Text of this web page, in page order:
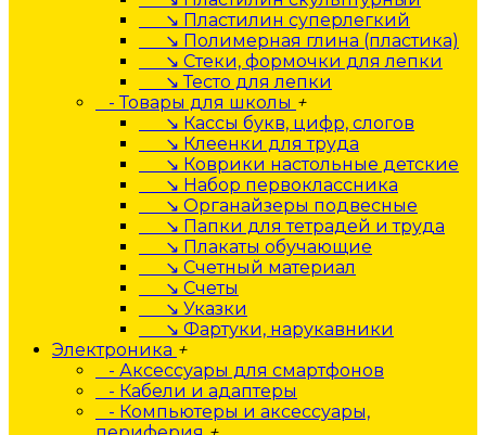
↘ Пластилин суперлегкий
↘ Полимерная глина (пластика)
↘ Стеки, формочки для лепки
↘ Тесто для лепки
- Товары для школы +
↘ Кассы букв, цифр, слогов
↘ Клеенки для труда
↘ Коврики настольные детские
↘ Набор первоклассника
↘ Органайзеры подвесные
↘ Папки для тетрадей и труда
↘ Плакаты обучающие
↘ Счетный материал
↘ Счеты
↘ Указки
↘ Фартуки, нарукавники
Электроника +
- Аксессуары для смартфонов
- Кабели и адаптеры
- Компьютеры и аксессуары,